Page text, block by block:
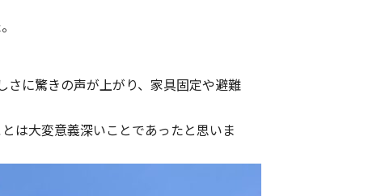
に驚きの声が上がり、家具固定や避難
は大変意義深いことであったと思いま